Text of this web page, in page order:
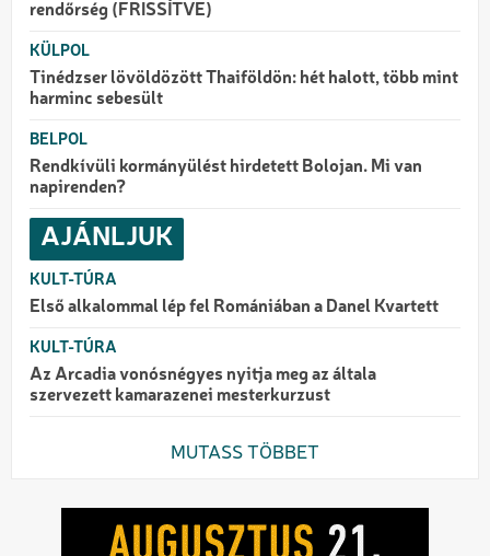
rendőrség (FRISSÍTVE)
KÜLPOL
Tinédzser lövöldözött Thaiföldön: hét halott, több mint
harminc sebesült
BELPOL
Rendkívüli kormányülést hirdetett Bolojan. Mi van
napirenden?
AJÁNLJUK
KULT-TÚRA
Első alkalommal lép fel Romániában a Danel Kvartett
KULT-TÚRA
Az Arcadia vonósnégyes nyitja meg az általa
szervezett kamarazenei mesterkurzust
MUTASS TÖBBET